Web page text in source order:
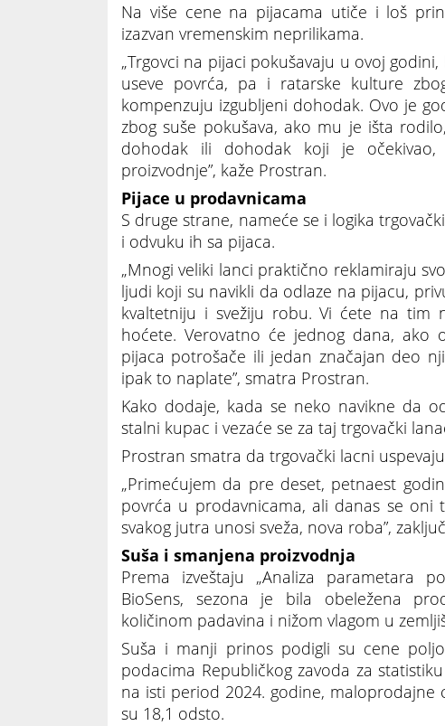
Na više cene na pijacama utiče i loš
izazvan vremenskim neprilikama.
„Trgovci na pijaci pokušavaju u ovoj
useve povrća, pa i ratarske kulture
kompenzuju izgubljeni dohodak. Ovo je
zbog suše pokušava, ako mu je išta
dohodak ili dohodak koji je
proizvodnje”, kaže Prostran.
Pijace u prodavnicama
S druge strane, nameće se i logika
i odvuku ih sa pijaca.
„Mnogi veliki lanci praktično reklamiraju
ljudi koji su navikli da odlaze na pijacu,
kvaltetniju i svežiju robu. Vi ćete na tim
hoćete. Verovatno će jednog dana, ako
pijaca potrošače ili jedan značajan deo
ipak to naplate”, smatra Prostran.
Kako dodaje, kada se neko navikne da
stalni kupac i vezaće se za taj trgovački
Prostran smatra da trgovački lacni
„Primećujem da pre deset, petnaest
povrća u prodavnicama, ali danas se
svakog jutra unosi sveža, nova roba”,
Suša i smanjena proizvodnja
Prema izveštaju „Analiza parametara
BioSens, sezona je bila obeležena
količinom padavina i nižom vlagom u
Suša i manji prinos podigli su cene
podacima Republičkog zavoda za
na isti period 2024. godine, maloprodajne
su 18,1 odsto.